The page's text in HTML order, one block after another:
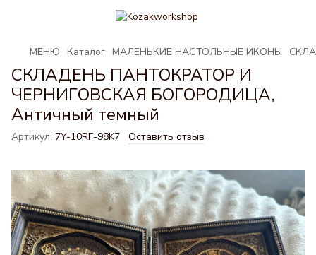
МЕНЮ Каталог МАЛЕНЬКИЕ НАСТОЛЬНЫЕ ИКОНЫ
СКЛАДЕНЬ ПАНТОКРАТОР И
ЧЕРНИГОВСКАЯ БОГОРОДИЦА,
Античный темный
Артикул: 7Y-10RF-98K7 Оставить отзыв